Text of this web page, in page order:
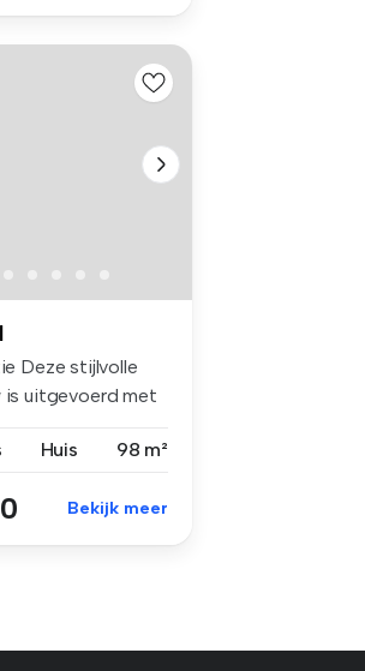
Deze stijlvolle
is uitgevoerd met
Huis 98 m²
Bekijk meer